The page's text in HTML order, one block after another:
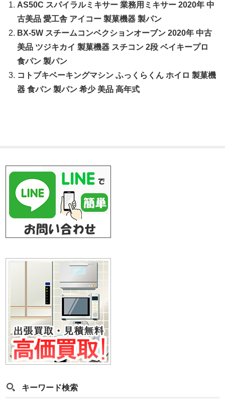
AS50C スパイラルミキサー 業務用ミキサー 2020年 中
古美品 愛工舎 アイコー 製菓機器 製パン
BX-5W スチームコンベクションオーブン 2020年 中古
美品 ツジキカイ 製菓機器 スチコン 2段 ベイキープロ
食パン 製パン
コトブキベーキングマシン ふっくらくん ホイロ 製菓機
器 食パン 製パン 希少 美品 高年式
キーワード検索